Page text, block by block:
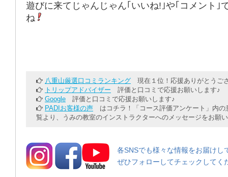
遊びに来てじゃんじゃん｢いいね!｣や｢コメント｣
ね
八重山厳選口コミランキング 現在１位！応援ありがとうご
トリップアドバイザー 評価と口コミで応援お願いします♪
Google 評価と口コミで応援お願いします♪
PADIお客様の声 はコチラ！「コース評価アンケート」内の
覧より、うみの教室のインストラクターへのメッセージをお願
各SNSでも様々な情報をお届けし
ぜひフォローしてチェックしてく